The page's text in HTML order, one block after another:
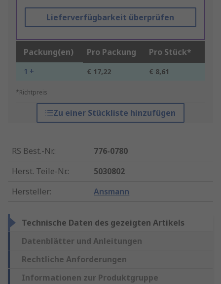
Lieferverfügbarkeit überprüfen
Packung(en) Pro Packung Pro Stück*
1 + € 17,22 € 8,61
*Richtpreis
Zu einer Stückliste hinzufügen
RS Best.-Nr.:
776-0780
Herst. Teile-Nr.:
5030802
Hersteller: Ansmann
Technische Daten des gezeigten Artikels
Datenblätter und Anleitungen
Rechtliche Anforderungen
Informationen zur Produktgruppe